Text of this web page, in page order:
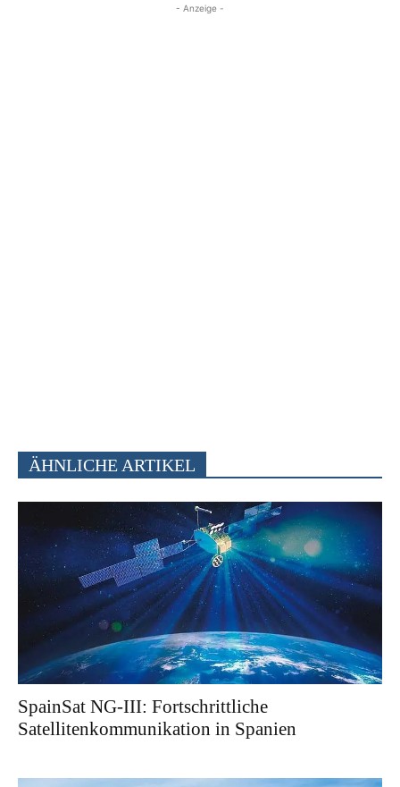
- Anzeige -
ÄHNLICHE ARTIKEL
SpainSat NG-III: Fortschrittliche
Satellitenkommunikation in Spanien